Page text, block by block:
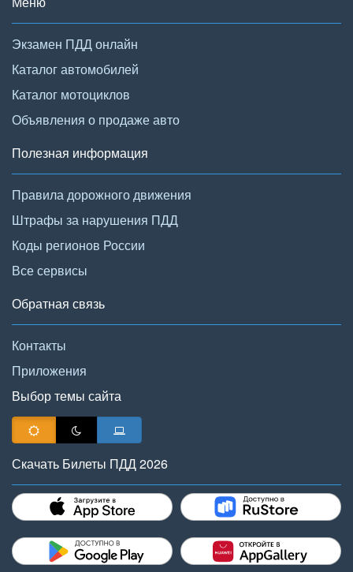
Экзамен ПДД онлайн
Каталог автомобилей
Каталог мотоциклов
Объявления о продаже авто
Полезная информация
Правила дорожного движения
Штрафы за нарушения ПДД
Коды регионов России
Все сервисы
Обратная связь
Контакты
Приложения
Выбор темы сайта
Скачать Билеты ПДД 2026